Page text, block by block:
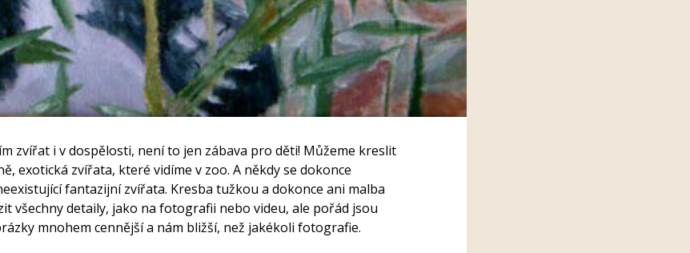
zvířat i v dospělosti, není to jen zábava pro děti! Můžeme kreslit
exotická zvířata, které vidíme v zoo. A někdy se dokonce
fantazijní zvířata. Kresba tužkou a dokonce ani malba
všechny detaily, jako na fotografii nebo videu, ale pořád jsou
mnohem cennější a nám bližší, než jakékoli fotografie.